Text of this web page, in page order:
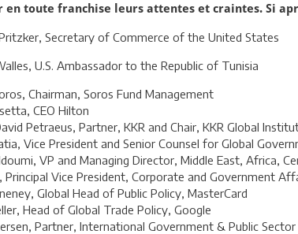
en toute franchise leurs attentes et craintes. Si
Secretary of Commerce of the United States
U.S. Ambassador to the Republic of Tunisia
Chairman, Soros Fund Management
CEO Hilton
Petraeus, Partner, KKR and Chair, KKR Global
Vice President and Senior Counsel for Global
VP and Managing Director, Middle East, Africa,
Principal Vice President, Corporate and Government
Global Head of Public Policy, MasterCard
Head of Global Trade Policy, Google
Partner, International Government & Public Sector